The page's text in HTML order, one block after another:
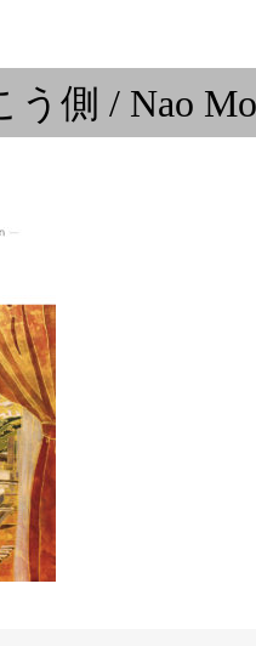
ス『レベティ
う側 / Nao